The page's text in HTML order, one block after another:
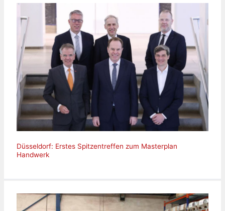
Düsseldorf: Erstes Spitzentreffen zum Masterplan
Handwerk